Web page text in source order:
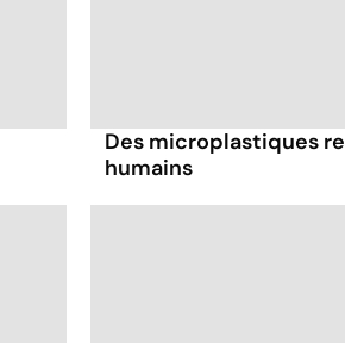
Des microplastiques
humains